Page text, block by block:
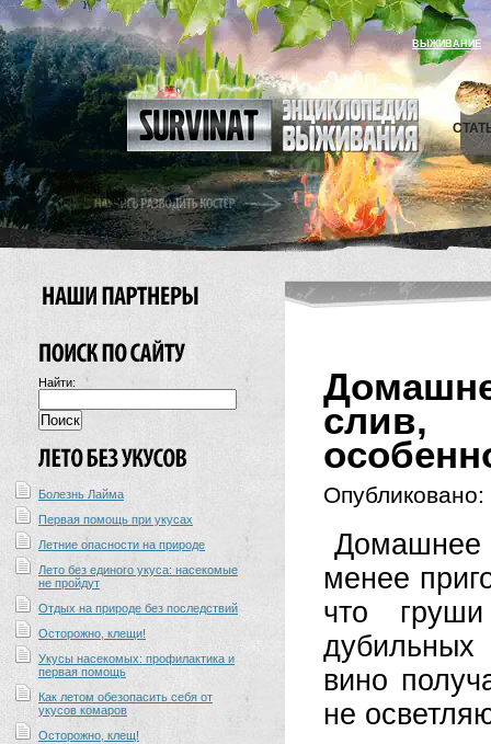
ВЫЖИВАНИЕ
Найти:
Болезнь Лайма
Первая помощь при укусах
Летние опасности на природе
Лето без единого укуса: насекомые
не пройдут
Отдых на природе без последствий
Осторожно, клещи!
Укусы насекомых: профилактика и
первая помощь
Как летом обезопасить себя от
укусов комаров
Осторожно, клещ!
слив,
Опубликовано:
Домашнее
менее
что груши
дубильных
вино
не